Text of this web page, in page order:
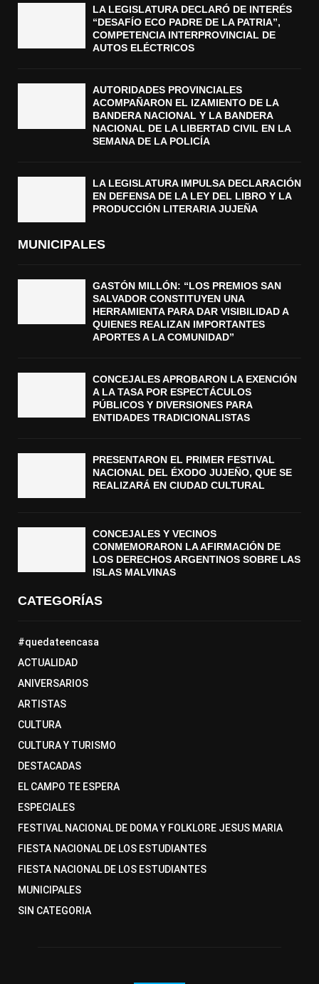
LA LEGISLATURA DECLARÓ DE INTERÉS
“DESAFÍO ECO PADRE DE LA PATRIA”,
COMPETENCIA INTERPROVINCIAL DE
AUTOS ELÉCTRICOS
AUTORIDADES PROVINCIALES
ACOMPAÑARON EL IZAMIENTO DE LA
BANDERA NACIONAL Y LA BANDERA
NACIONAL DE LA LIBERTAD CIVIL EN LA
SEMANA DE LA POLICÍA
LA LEGISLATURA IMPULSA DECLARACIÓN
EN DEFENSA DE LA LEY DEL LIBRO Y LA
PRODUCCIÓN LITERARIA JUJEÑA
MUNICIPALES
GASTÓN MILLÓN: “LOS PREMIOS SAN
SALVADOR CONSTITUYEN UNA
HERRAMIENTA PARA DAR VISIBILIDAD A
QUIENES REALIZAN IMPORTANTES
APORTES A LA COMUNIDAD”
CONCEJALES APROBARON LA EXENCIÓN
A LA TASA POR ESPECTÁCULOS
PÚBLICOS Y DIVERSIONES PARA
ENTIDADES TRADICIONALISTAS
PRESENTARON EL PRIMER FESTIVAL
NACIONAL DEL ÉXODO JUJEÑO, QUE SE
REALIZARÁ EN CIUDAD CULTURAL
CONCEJALES Y VECINOS
CONMEMORARON LA AFIRMACIÓN DE
LOS DERECHOS ARGENTINOS SOBRE LAS
ISLAS MALVINAS
CATEGORÍAS
#quedateencasa
ACTUALIDAD
ANIVERSARIOS
ARTISTAS
CULTURA
CULTURA Y TURISMO
DESTACADAS
EL CAMPO TE ESPERA
ESPECIALES
FESTIVAL NACIONAL DE DOMA Y FOLKLORE JESUS MARIA
FIESTA NACIONAL DE LOS ESTUDIANTES
FIESTA NACIONAL DE LOS ESTUDIANTES
MUNICIPALES
SIN CATEGORIA